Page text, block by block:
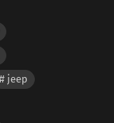
jeep